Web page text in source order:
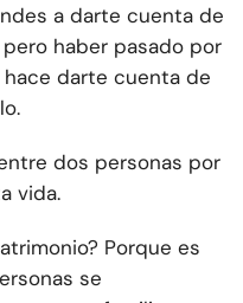
a darte cuenta de
haber pasado por
darte cuenta de
dos personas por
vida.
Porque es
se